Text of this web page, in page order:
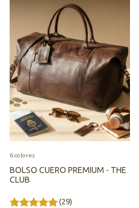
BOLSO CUERO PREMIUM - THE
CLUB
(29)
6 colores